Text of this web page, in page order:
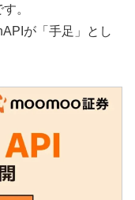
。
が「手足」とし